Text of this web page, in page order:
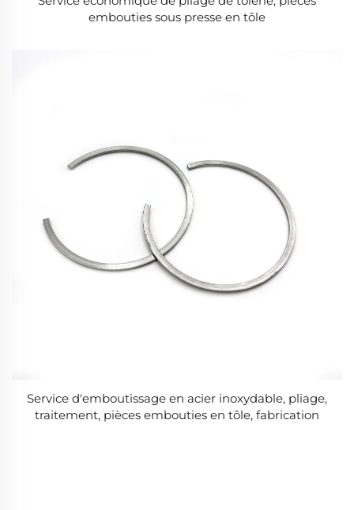
embouties sous presse en tôle
Service d'emboutissage en acier inoxydable, pliage,
traitement, pièces embouties en tôle, fabrication